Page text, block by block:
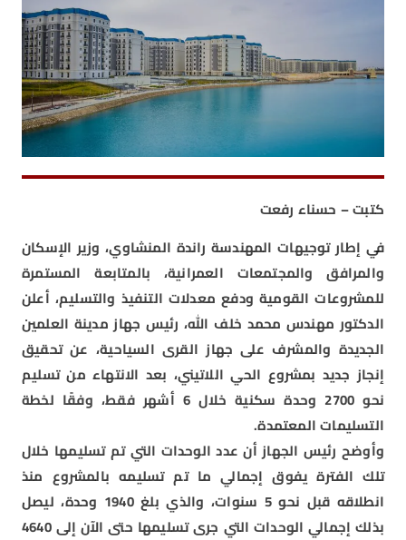
كتبت – حسناء رفعت
في إطار توجيهات المهندسة راندة المنشاوي، وزير الإسكان
والمرافق والمجتمعات العمرانية، بالمتابعة المستمرة
للمشروعات القومية ودفع معدلات التنفيذ والتسليم، أعلن
الدكتور مهندس محمد خلف الله، رئيس جهاز مدينة العلمين
الجديدة والمشرف على جهاز القرى السياحية، عن تحقيق
إنجاز جديد بمشروع الحي اللاتيني، بعد الانتهاء من تسليم
نحو 2700 وحدة سكنية خلال 6 أشهر فقط، وفقًا لخطة
التسليمات المعتمدة.
وأوضح رئيس الجهاز أن عدد الوحدات التي تم تسليمها خلال
تلك الفترة يفوق إجمالي ما تم تسليمه بالمشروع منذ
انطلاقه قبل نحو 5 سنوات، والذي بلغ 1940 وحدة، ليصل
بذلك إجمالي الوحدات التي جرى تسليمها حتى الآن إلى 4640